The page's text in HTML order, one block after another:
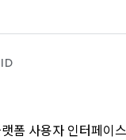
폼 사용자 인터페이